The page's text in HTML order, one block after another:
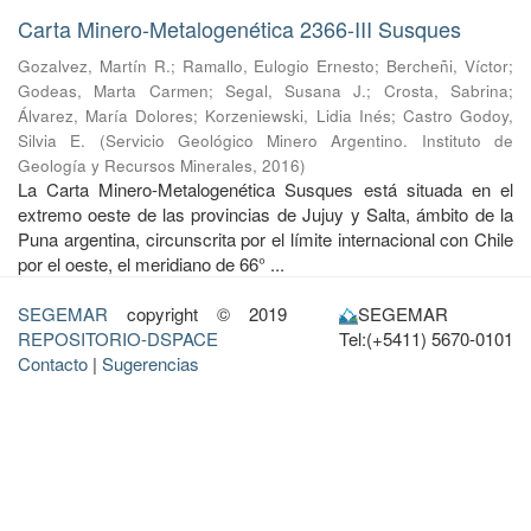
Carta Minero-Metalogenética 2366-III Susques
Gozalvez, Martín R.; Ramallo, Eulogio Ernesto; Bercheñi, Víctor;
Godeas, Marta Carmen; Segal, Susana J.; Crosta, Sabrina;
Álvarez, María Dolores; Korzeniewski, Lidia Inés; Castro Godoy,
Silvia E.
(Servicio Geológico Minero Argentino. Instituto de
Geología y Recursos Minerales, 2016)
La Carta Minero-Metalogenética Susques está situada en el
extremo oeste de las provincias de Jujuy y Salta, ámbito de la
Puna argentina, circunscrita por el límite internacional con Chile
por el oeste, el meridiano de 66° ...
SEGEMAR copyright © 2019
REPOSITORIO-DSPACE
Contacto | Sugerencias
SEGEMAR
Tel:(+5411) 5670-0101